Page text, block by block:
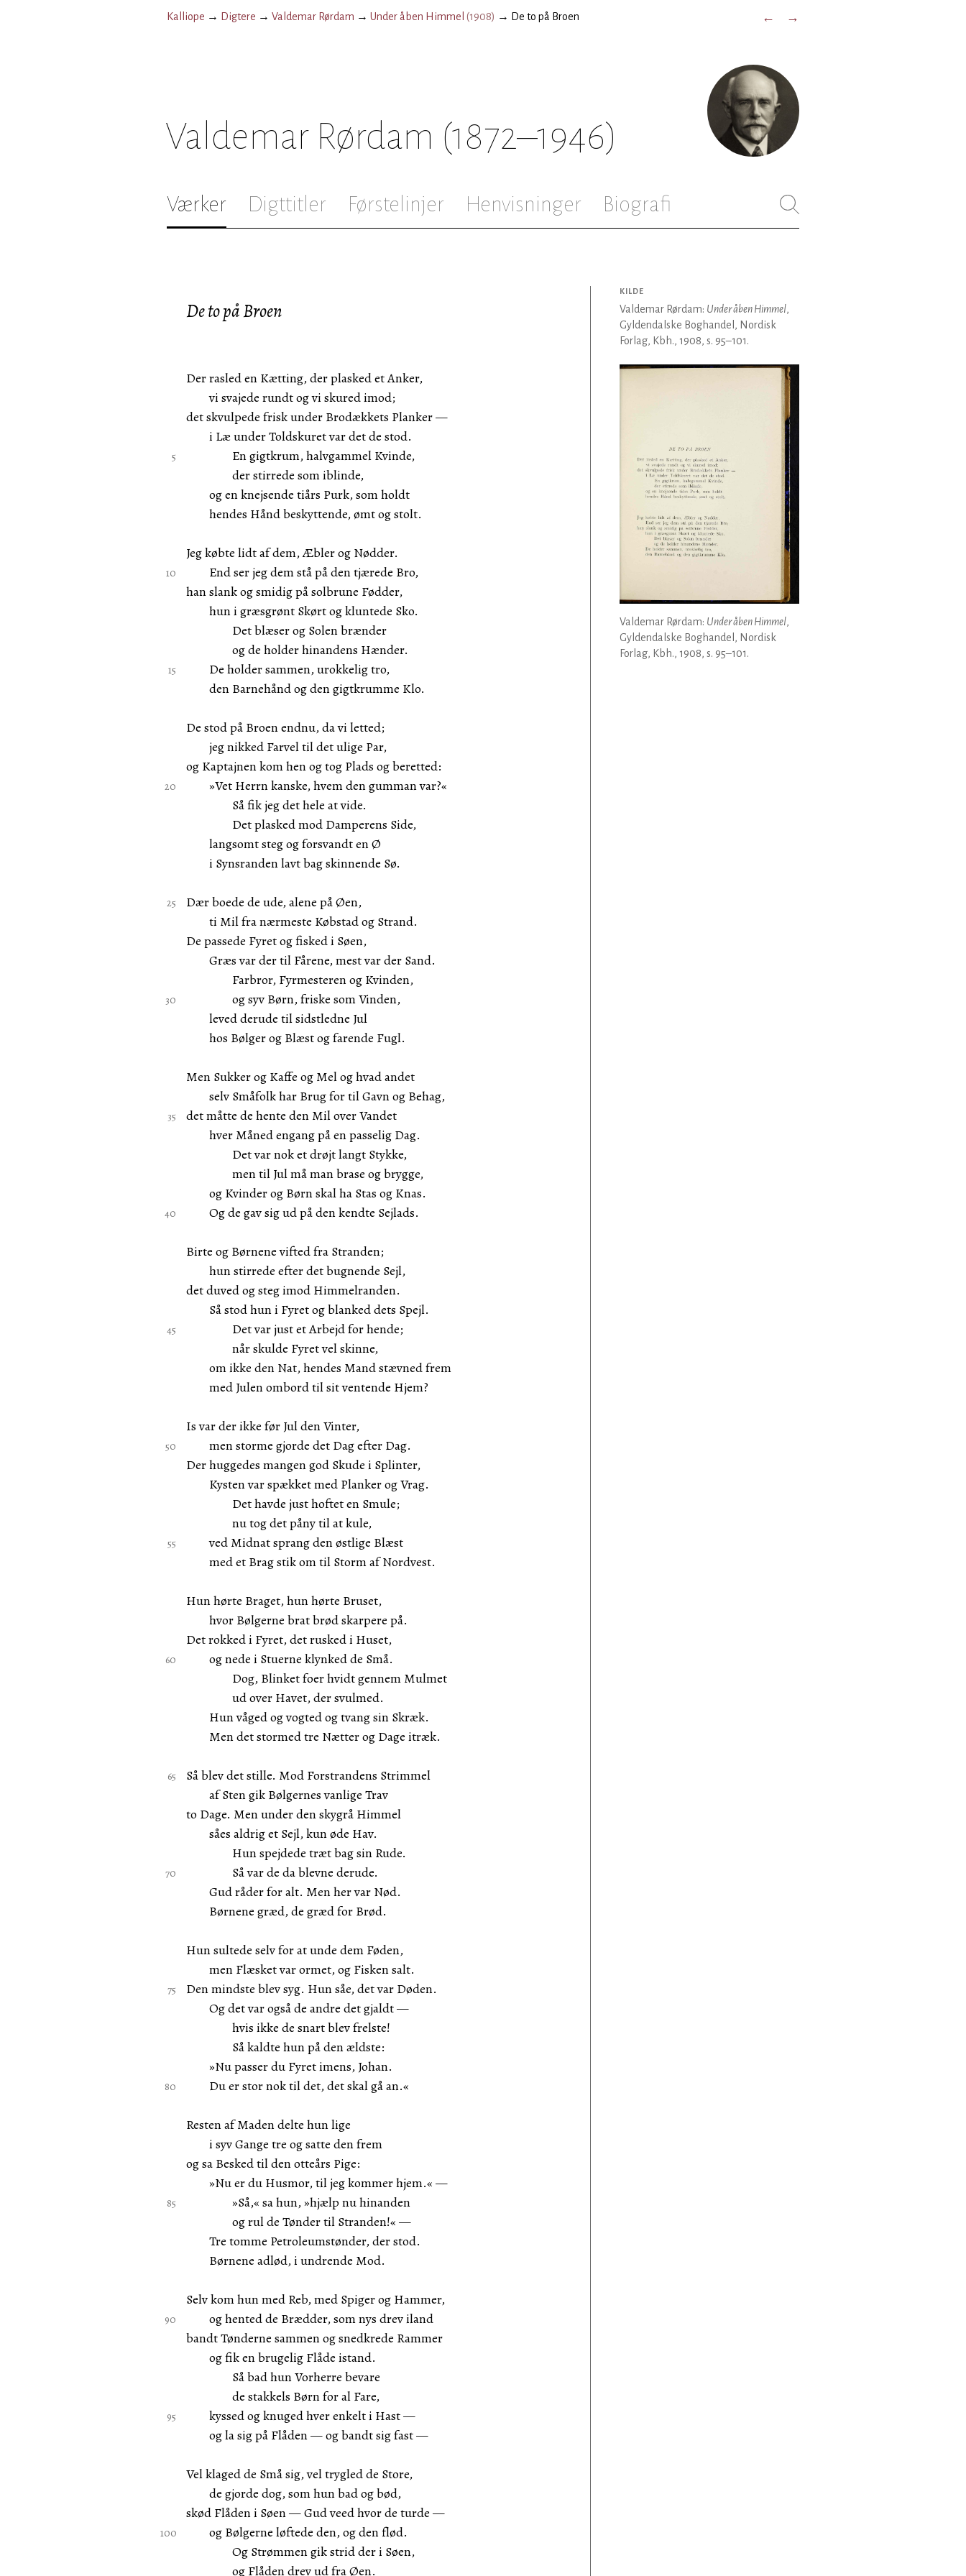
Kalliope → Digtere → Valdemar Rørdam → Under åben Himmel (1908) → De to på Broen ← →
Valdemar Rørdam (1872–1946)
Værker Digttitler Førstelinjer Henvisninger Biografi
De to på Broen
Der rasled en Kætting, der plasked et Anker,
vi svajede rundt og vi skured imod;
det skvulpede frisk under Brodækkets Planker —
i Læ under Toldskuret var det de stod.
En gigtkrum, halvgammel Kvinde,
der stirrede som iblinde,
og en knejsende tiårs Purk, som holdt
hendes Hånd beskyttende, ømt og stolt.
Jeg købte lidt af dem, Æbler og Nødder.
End ser jeg dem stå på den tjærede Bro,
han slank og smidig på solbrune Fødder,
hun i græsgrønt Skørt og kluntede Sko.
Det blæser og Solen brænder
og de holder hinandens Hænder.
De holder sammen, urokkelig tro,
den Barnehånd og den gigtkrumme Klo.
De stod på Broen endnu, da vi letted;
jeg nikked Farvel til det ulige Par,
og Kaptajnen kom hen og tog Plads og beretted:
»Vet Herrn kanske, hvem den gumman var?«
Så fik jeg det hele at vide.
Det plasked mod Damperens Side,
langsomt steg og forsvandt en Ø
i Synsranden lavt bag skinnende Sø.
Dær boede de ude, alene på Øen,
ti Mil fra nærmeste Købstad og Strand.
De passede Fyret og fisked i Søen,
Græs var der til Fårene, mest var der Sand.
Farbror, Fyrmesteren og Kvinden,
og syv Børn, friske som Vinden,
leved derude til sidstledne Jul
hos Bølger og Blæst og farende Fugl.
Men Sukker og Kaffe og Mel og hvad andet
selv Småfolk har Brug for til Gavn og Behag,
det måtte de hente den Mil over Vandet
hver Måned engang på en passelig Dag.
Det var nok et drøjt langt Stykke,
men til Jul må man brase og brygge,
og Kvinder og Børn skal ha Stas og Knas.
Og de gav sig ud på den kendte Sejlads.
Birte og Børnene vifted fra Stranden;
hun stirrede efter det bugnende Sejl,
det duved og steg imod Himmelranden.
Så stod hun i Fyret og blanked dets Spejl.
Det var just et Arbejd for hende;
når skulde Fyret vel skinne,
om ikke den Nat, hendes Mand stævned frem
med Julen ombord til sit ventende Hjem?
Is var der ikke før Jul den Vinter,
men storme gjorde det Dag efter Dag.
Der huggedes mangen god Skude i Splinter,
Kysten var spækket med Planker og Vrag.
Det havde just hoftet en Smule;
nu tog det påny til at kule,
ved Midnat sprang den østlige Blæst
med et Brag stik om til Storm af Nordvest.
Hun hørte Braget, hun hørte Bruset,
hvor Bølgerne brat brød skarpere på.
Det rokked i Fyret, det rusked i Huset,
og nede i Stuerne klynked de Små.
Dog, Blinket foer hvidt gennem Mulmet
ud over Havet, der svulmed.
Hun våged og vogted og tvang sin Skræk.
Men det stormed tre Nætter og Dage itræk.
Så blev det stille. Mod Forstrandens Strimmel
af Sten gik Bølgernes vanlige Trav
to Dage. Men under den skygrå Himmel
såes aldrig et Sejl, kun øde Hav.
Hun spejdede træt bag sin Rude.
Så var de da blevne derude.
Gud råder for alt. Men her var Nød.
Børnene græd, de græd for Brød.
Hun sultede selv for at unde dem Føden,
men Flæsket var ormet, og Fisken salt.
Den mindste blev syg. Hun såe, det var Døden.
Og det var også de andre det gjaldt —
hvis ikke de snart blev frelste!
Så kaldte hun på den ældste:
»Nu passer du Fyret imens, Johan.
Du er stor nok til det, det skal gå an.«
Resten af Maden delte hun lige
i syv Gange tre og satte den frem
og sa Besked til den otteårs Pige:
»Nu er du Husmor, til jeg kommer hjem.« —
»Så,« sa hun, »hjælp nu hinanden
og rul de Tønder til Stranden!« —
Tre tomme Petroleumstønder, der stod.
Børnene adlød, i undrende Mod.
Selv kom hun med Reb, med Spiger og Hammer,
og hented de Brædder, som nys drev iland
bandt Tønderne sammen og snedkrede Rammer
og fik en brugelig Flåde istand.
Så bad hun Vorherre bevare
de stakkels Børn for al Fare,
kyssed og knuged hver enkelt i Hast —
og la sig på Flåden — og bandt sig fast —
Vel klaged de Små sig, vel trygled de Store,
de gjorde dog, som hun bad og bød,
skød Flåden i Søen — Gud veed hvor de turde —
og Bølgerne løftede den, og den flød.
Og Strømmen gik strid der i Søen,
og Flåden drev ud fra Øen.
KILDE
Valdemar Rørdam: Under åben Himmel,
Gyldendalske Boghandel, Nordisk
Forlag, Kbh., 1908, s. 95–101.
Valdemar Rørdam: Under åben Himmel,
Gyldendalske Boghandel, Nordisk
Forlag, Kbh., 1908, s. 95–101.